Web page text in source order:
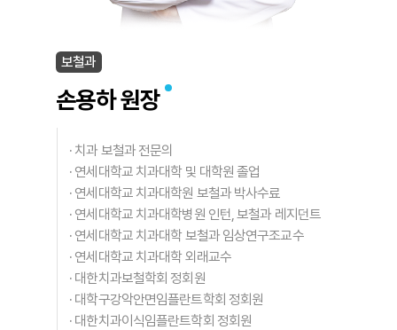
보철과
손용하 원장
· 치과 보철과 전문의
· 연세대학교 치과대학 및 대학원 졸업
· 연세대학교 치과대학원 보철과 박사수료
· 연세대학교 치과대학병원 인턴, 보철과 레지던트
· 연세대학교 치과대학 보철과 임상연구조교수
· 연세대학교 치과대학 외래교수
· 대한치과보철학회 정회원
· 대학구강악안면임플란트학회 정회원
· 대한치과이식임플란트학회 정회원